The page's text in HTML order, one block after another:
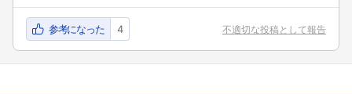
参考になった 4 不適切な投稿として報告